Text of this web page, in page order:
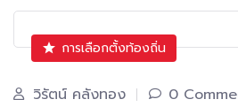
การเลือกตั้งท้องถิ่น
วิรัตน์ คลังทอง 0